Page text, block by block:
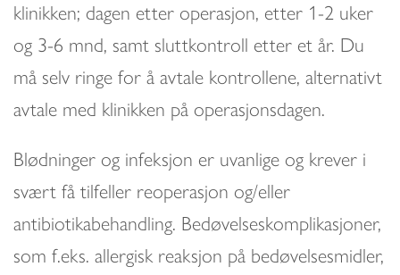
klinikken; dagen etter operasjon, etter 1-2 uker
og 3-6 mnd, samt sluttkontroll etter et år. Du
må selv ringe for å avtale kontrollene, alternativt
avtale med klinikken på operasjonsdagen.
Blødninger og infeksjon er uvanlige og krever i
svært få tilfeller reoperasjon og/eller
antibiotikabehandling. Bedøvelseskomplikasjoner,
som f.eks. allergisk reaksjon på bedøvelsesmidler,